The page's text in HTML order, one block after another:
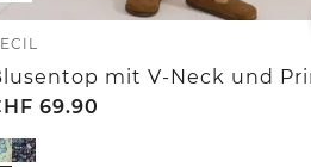
mit V-Neck und
69.90